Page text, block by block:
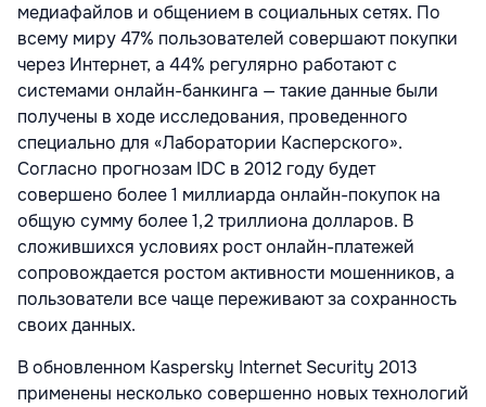
медиафайлов и общением в социальных сетях. По
всему миру 47% пользователей совершают покупки
через Интернет, а 44% регулярно работают с
системами онлайн-банкинга — такие данные были
получены в ходе исследования, проведенного
специально для «Лаборатории Касперского».
Согласно прогнозам IDC в 2012 году будет
совершено более 1 миллиарда онлайн-покупок на
общую сумму более 1,2 триллиона долларов. В
сложившихся условиях рост онлайн-платежей
сопровождается ростом активности мошенников, а
пользователи все чаще переживают за сохранность
своих данных.
В обновленном Kaspersky Internet Security 2013
применены несколько совершенно новых технологий